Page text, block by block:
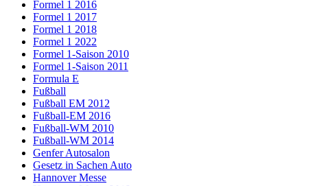
Formel 1 2016
Formel 1 2017
Formel 1 2018
Formel 1 2022
Formel 1-Saison 2010
Formel 1-Saison 2011
Formula E
Fußball
Fußball EM 2012
Fußball-EM 2016
Fußball-WM 2010
Fußball-WM 2014
Genfer Autosalon
Gesetz in Sachen Auto
Hannover Messe